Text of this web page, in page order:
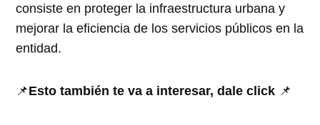
consiste en proteger la infraestructura urbana y
mejorar la eficiencia de los servicios públicos en la
entidad.
📌Esto también te va a interesar, dale click 📌